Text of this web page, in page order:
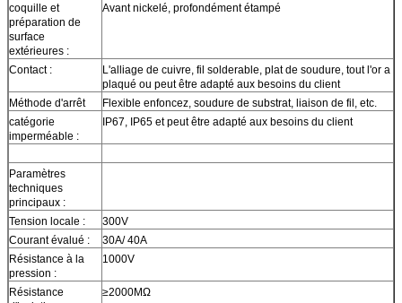
coquille et
préparation de
surface
extérieures :
Avant nickelé, profondément étampé
Contact :
L'alliage de cuivre, fil solderable, plat de soudure, tout l'or a
plaqué ou peut être adapté aux besoins du client
Méthode d'arrêt
Flexible enfoncez, soudure de substrat, liaison de fil, etc.
catégorie
imperméable :
IP67, IP65 et peut être adapté aux besoins du client
Paramètres
techniques
principaux :
Tension locale :
300V
Courant évalué :
30A/ 40A
Résistance à la
pression :
1000V
Résistance
≥2000MΩ